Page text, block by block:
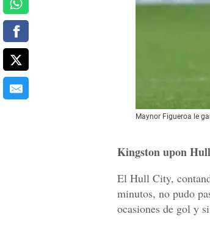
Maynor Figueroa le
Kingston upon
El Hull City,
minutos, no pudo
ocasiones de gol y